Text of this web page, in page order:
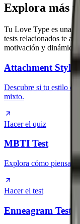
Explora más
Tu Love Type es una
tests relacionados te
motivación y
Attachment Style
Descubre si tu estilo
mixto.
Hacer el quiz
MBTI Test
Explora cómo piensas,
Hacer el test
Enneagram Test